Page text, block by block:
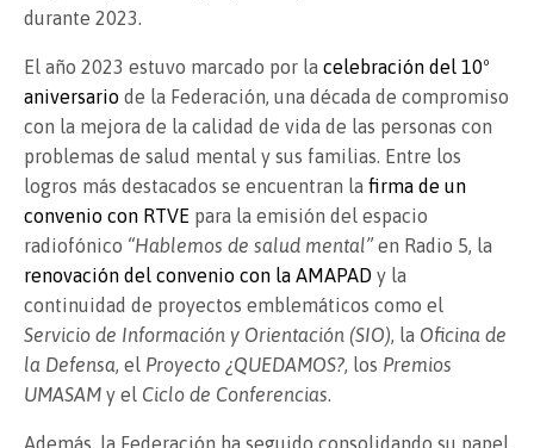
durante 2023.
El año 2023 estuvo marcado por la celebración del 10º
aniversario de la Federación, una década de compromiso
con la mejora de la calidad de vida de las personas con
problemas de salud mental y sus familias. Entre los
logros más destacados se encuentran la firma de un
convenio con RTVE para la emisión del espacio
radiofónico “Hablemos de salud mental”en Radio 5, la
renovación del convenio con la AMAPAD y la
continuidad de proyectos emblemáticos como el
Servicio de Información y Orientación (SIO) , la Oficina de
la Defensa , el Proyecto ¿QUEDAMOS? , los Premios
UMASAM y el Ciclo de Conferencias
Además, la Federación ha seguido consolidando su papel